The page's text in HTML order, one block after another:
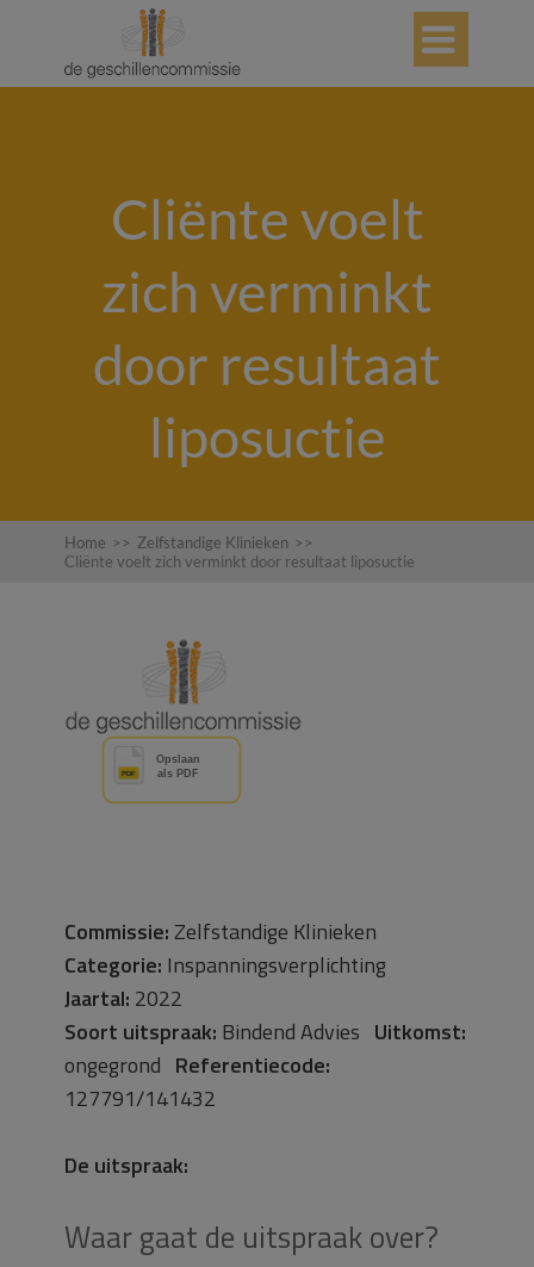

Cliënte voelt
zich verminkt
door resultaat
liposuctie
Home >> Zelfstandige Klinieken >>
Cliënte voelt zich verminkt door resultaat liposuctie
Commissie:Zelfstandige Klinieken
Categorie: Inspanningsverplichting
Jaartal: 2022
Soort uitspraak: Bindend Advies Uitkomst:
ongegrond Referentiecode:
127791/141432
De uitspraak:
Waar gaat de uitspraak over?